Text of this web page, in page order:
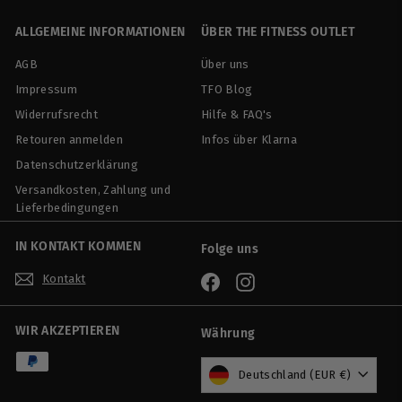
0
ALLGEMEINE INFORMATIONEN
AGB
Impressum
Widerrufsrecht
Retouren anmelden
Datenschutzerklärung
Versandkosten, Zahlung und
Lieferbedingungen
ÜBER THE FITNESS OUTLET
Über uns
TFO Blog
Hilfe & FAQ's
Infos über Klarna
IN KONTAKT KOMMEN
Kontakt
Folge uns
FacebookInstagram
WIR AKZEPTIEREN Währung
Deutschland (EUR €)